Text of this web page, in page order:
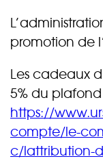
promotion de
Les cadeaux
5% du
https://
compte/le-
c/lattribution-